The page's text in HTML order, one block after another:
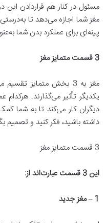
مسئول در کنار هم قراردادن
مغز شما اجازه می‌دهد تا به‌درستی
پینه‌ای برای عملکرد بدن شما
3 قسمت متمایز مغز
مغز به 3 بخش متمایز
یکدیگر تأثیر می‌گذارند.
دیگران کار می‌کند تا به شما
داشته باشید، فکر کنید و تصمیم
3 قسمت متمایز مغز
این 3 قسمت عبارت
اند از:
1 –
مغز جدید